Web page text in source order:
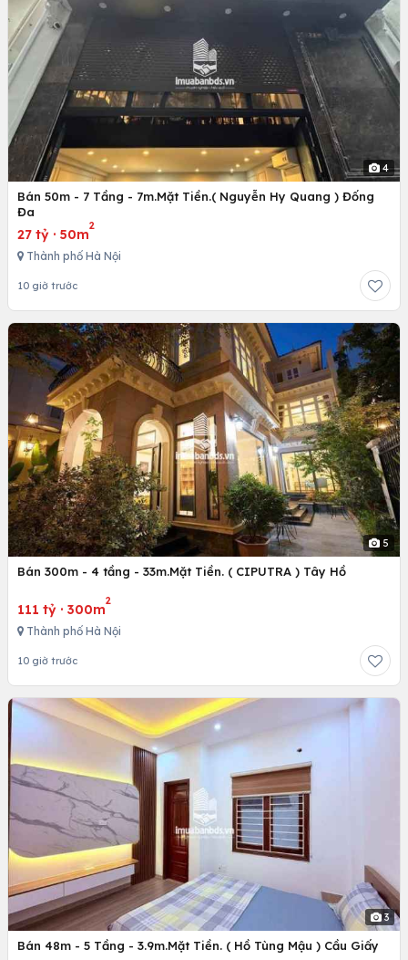
4
Bán 50m - 7 Tầng - 7m.Mặt Tiền.( Nguyễn Hy Quang ) Đống
Đa
27 tỷ · 50m
2
Thành phố Hà Nội
10 giờ trước
5
Bán 300m - 4 tầng - 33m.Mặt Tiền. ( CIPUTRA ) Tây Hồ
111 tỷ · 300m
2
Thành phố Hà Nội
10 giờ trước
3
Bán 48m - 5 Tầng - 3.9m.Mặt Tiền. ( Hồ Tùng Mậu ) Cầu Giấy